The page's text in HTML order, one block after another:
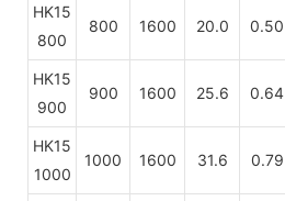
HK15
800
800 1600 20.0 0.50
HK15
900
900 1600 25.6 0.64
HK15
1000
1000 1600 31.6 0.79